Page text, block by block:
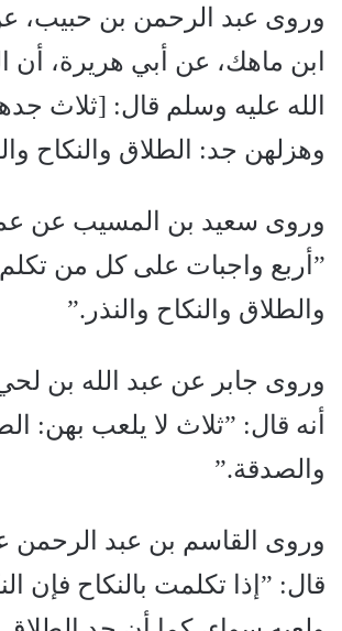
وروى عبد الرحمن بن حبيب،
ابن ماهك، عن أبي هريرة، أن
الله عليه وسلم قال: [ثلاث
وهزلهن جد: الطلاق والنكاح
وروى سعيد بن المسيب عن
”أربع واجبات على كل من تكلم
والطلاق والنكاح والنذر.”
وروى جابر عن عبد الله بن
أنه قال: ”ثلاث لا يلعب بهن:
والصدقة.”
وروى القاسم بن عبد الرحمن
قال: ”إذا تكلمت بالنكاح فإن